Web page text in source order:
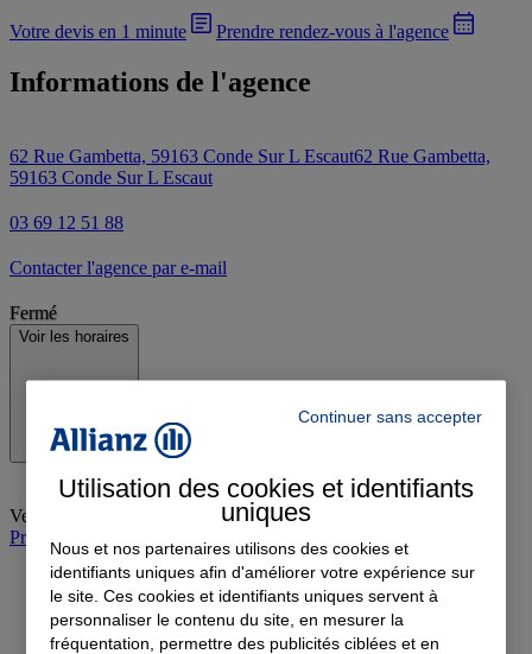
Votre devis en 1 minute Prendre rendez-vous à l'agence
Informations de l'agence
62 Rue Gambetta, 59163 Conde Sur L Escaut62 Rue Gambetta,
59163 Conde Sur L Escaut
03 69 12 51 88
Contacter l'agence par e-mail
Fermé
Voir les horaires
Vendredi
09:00-12:00, 14:00-19:00
Prendre rendez-vous à l'agence
Continuer sans accepter
Utilisation des cookies et identifiants
uniques
Nous et nos partenaires utilisons des cookies et
identifiants uniques afin d'améliorer votre expérience sur
le site. Ces cookies et identifiants uniques servent à
personnaliser le contenu du site, en mesurer la
fréquentation, permettre des publicités ciblées et en